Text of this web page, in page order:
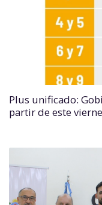
Plus unificado:
partir de este